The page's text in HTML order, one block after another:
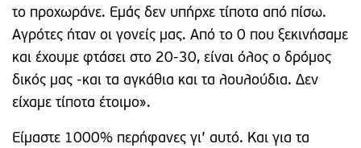
το προχωράνε. Εμάς δεν υπήρχε τίποτα από πίσω.
Αγρότες ήταν οι γονείς μας. Από το 0 που ξεκινήσαμε
και έχουμε φτάσει στο 20-30, είναι όλος ο δρόμος
δικός μας -και τα αγκάθια και τα λουλούδια. Δεν
είχαμε τίποτα έτοιμο».
Είμαστε 1000% περήφανες γι’ αυτό. Και για τα